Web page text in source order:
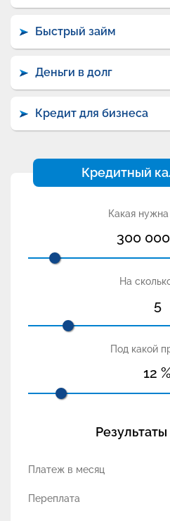
Быстрый займ
Деньги в долг
Кредит для бизнеса
Кредитный
Какая
300 000
На
5
Под какой
12 %
Платеж в месяц
Переплата